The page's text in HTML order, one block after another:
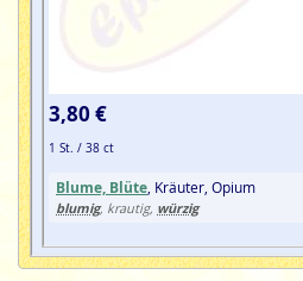
3,80 €
1 St. / 38 ct
Blume, Blüte , Kräuter, Opium
blumig, krautig, würzig